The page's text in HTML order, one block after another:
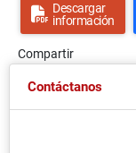
Descargar
información
Compartir
Contáctanos